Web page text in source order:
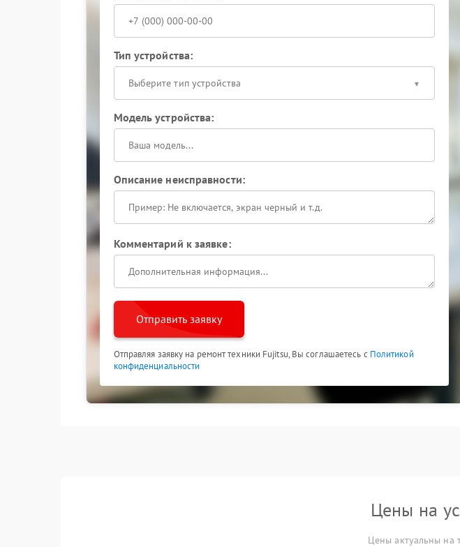
Тип устройства:
Выберите тип устройства
Модель устройства:
Описание неисправности:
Комментарий к заявке:
Отправить заявку
Отправляя заявку на ремонт техники Fujitsu, Вы соглашаетесь с Политикой
конфиденциальности
Цены на
Цены актуальны на